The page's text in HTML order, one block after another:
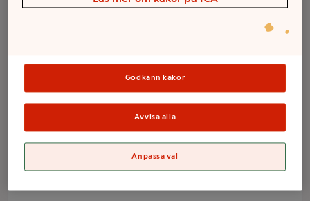
Ostpaj
Västerbottensost
& Kantareller
Fryst 210g Felix
Godkänn kakor
Avvisa alla
Anpassa val